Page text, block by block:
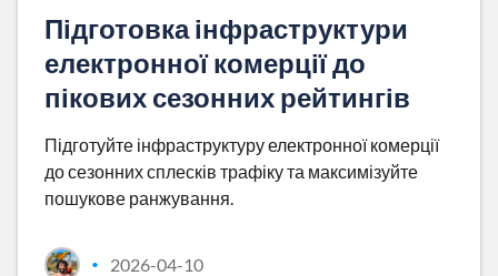
Підготовка інфраструктури
електронної комерції до
пікових сезонних рейтингів
Підготуйте інфраструктуру електронної комерції
до сезонних сплесків трафіку та максимізуйте
пошукове ранжування.
• 2026-04-10